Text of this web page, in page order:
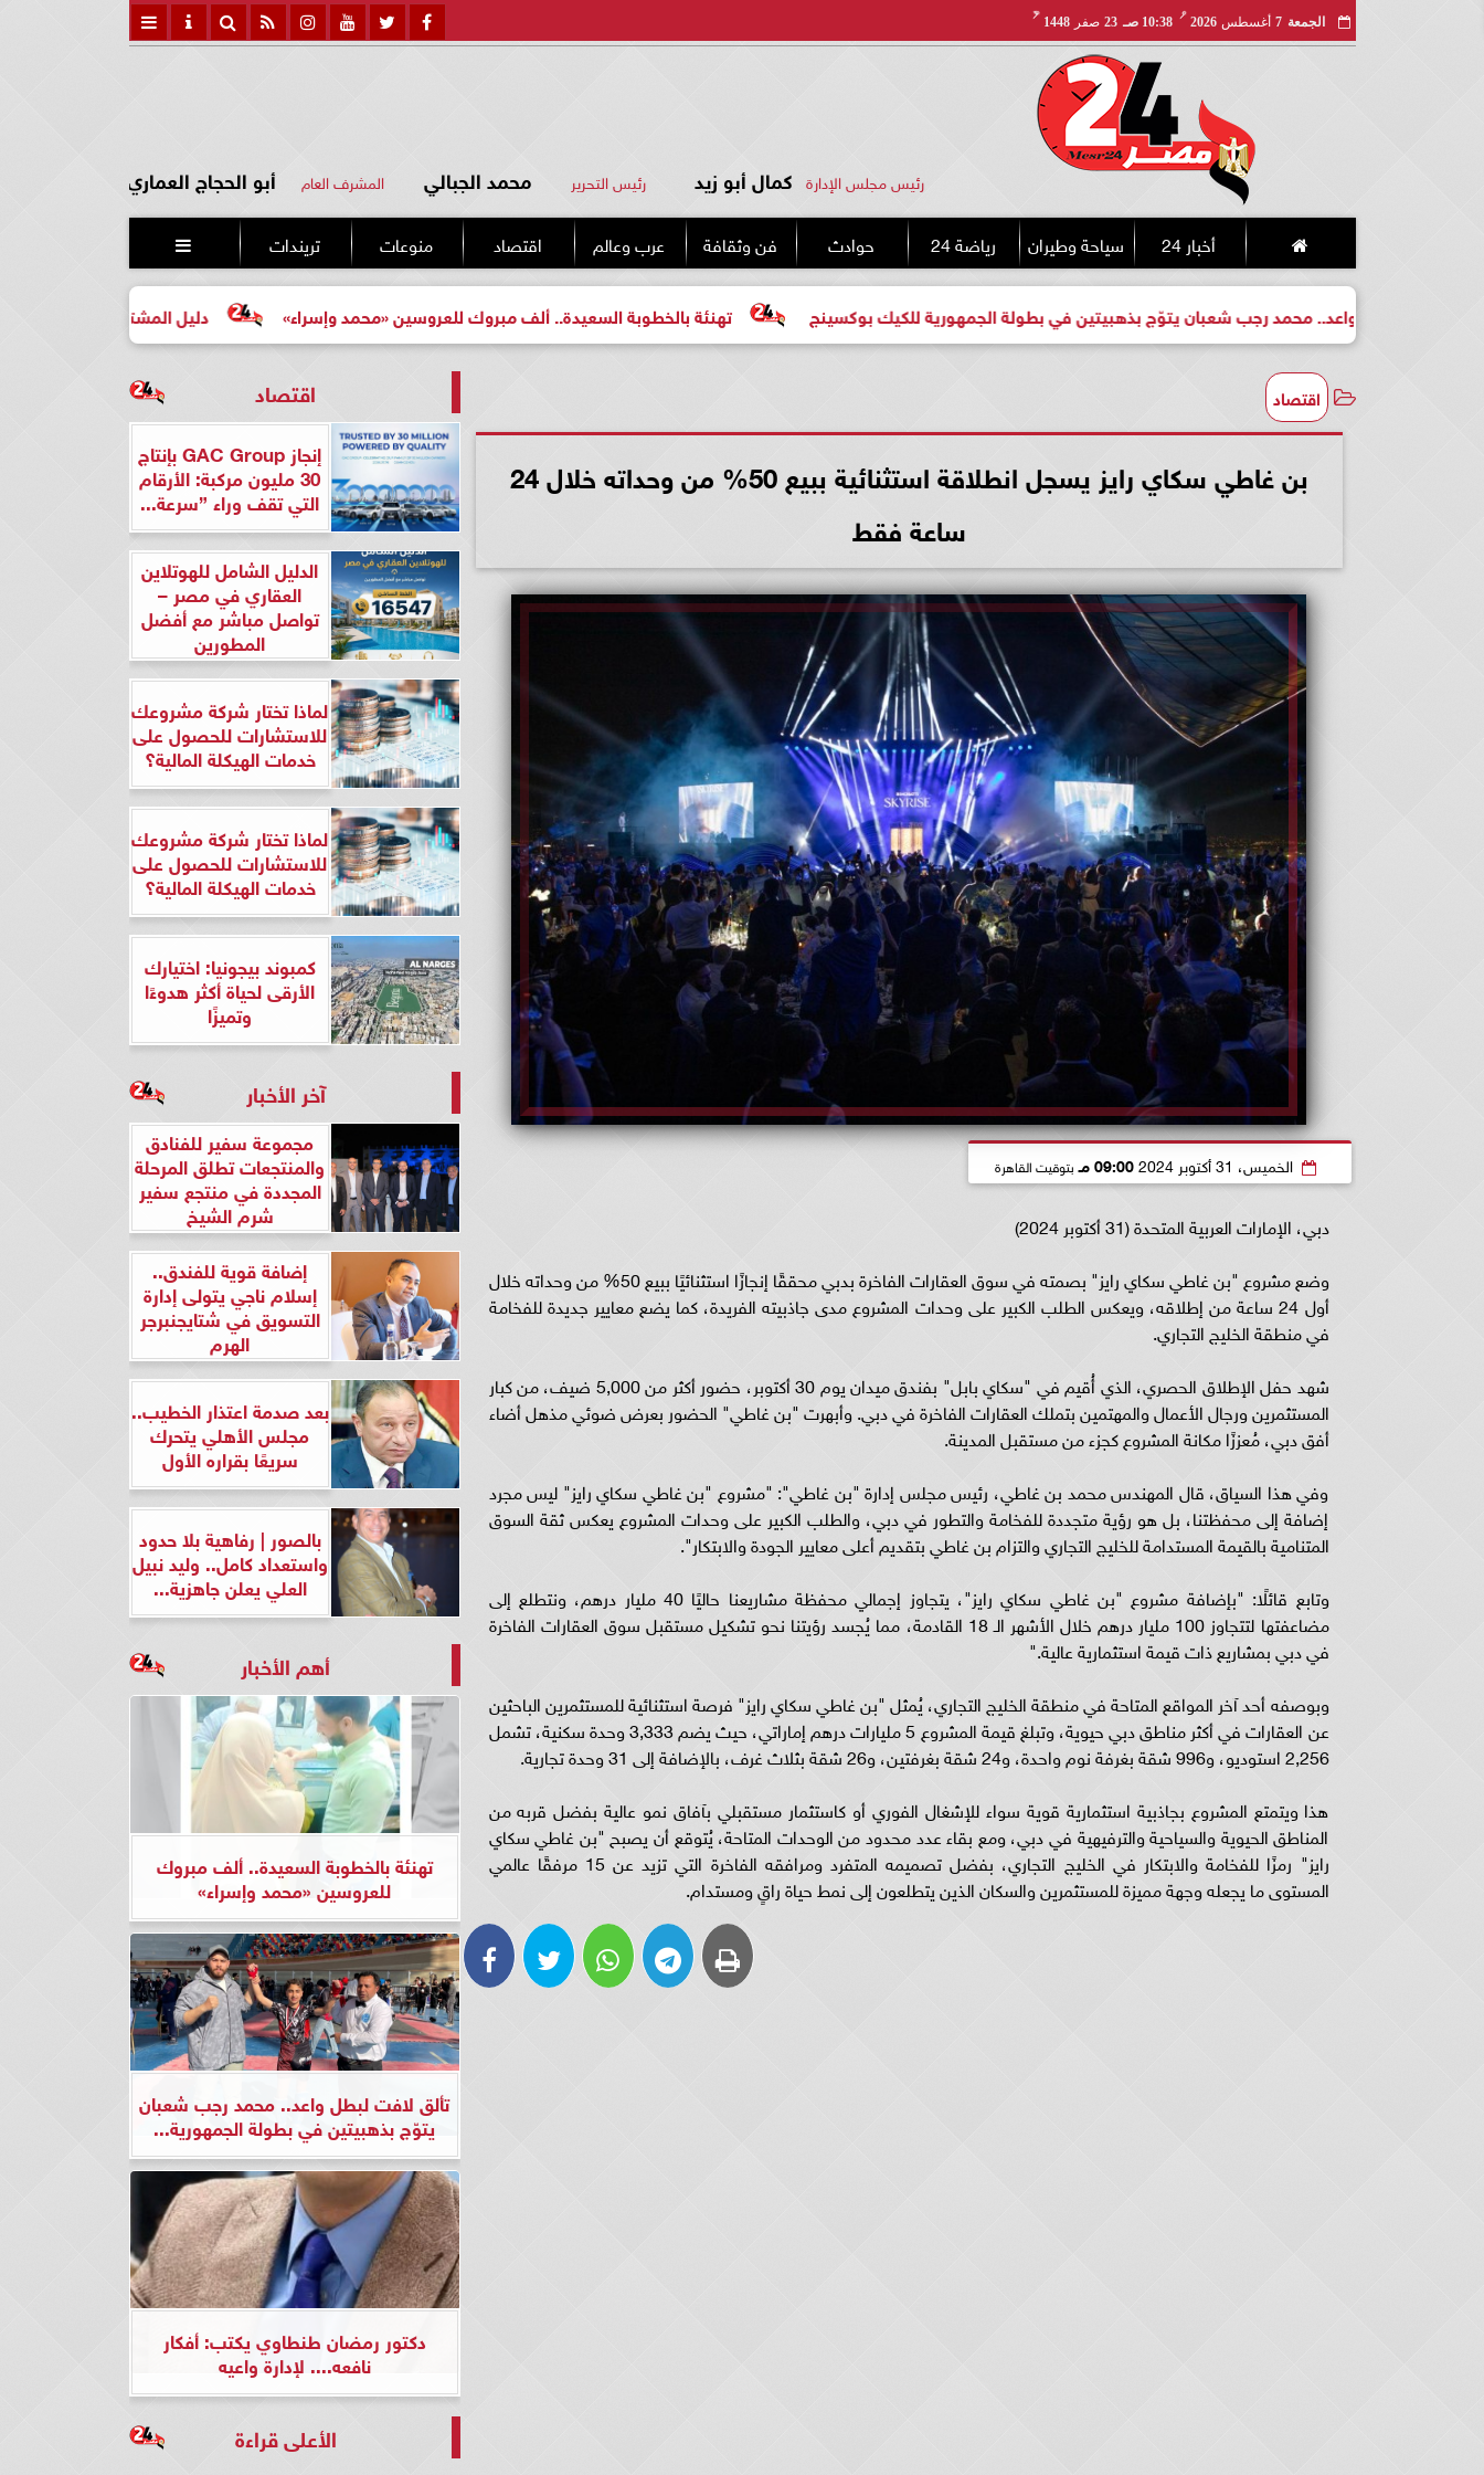
الجمعة 7 أغسطس 2026
مـ
10:38 صـ 23 صفر 1448
هـ
رئيس مجلس الإدارة كمال أبو زيد رئيس التحرير محمد الجبالي المشرف العام أبو الحجاج العماري
أخبار 24 سياحة وطيران رياضة 24 حوادث فن وثقافة عرب وعالم اقتصاد منوعات تريندات 
دليل المشتري لأول مرة لاختيار مشروع تهنئة بالخطوبة السعيدة.. ألف مبروك للعروسين «محمد وإسراء» واعد.. محمد رجب شعبان يتوّج بذهبيتين في بطولة الجمهورية للكيك بوكسينج
اقتصاد
بن غاطي سكاي رايز يسجل انطلاقة استثنائية ببيع 50% من وحداته خلال 24
ساعة فقط
الخميس، 31 أكتوبر 2024 09:00 مـ بتوقيت القاهرة
دبي، الإمارات العربية المتحدة (31 أكتوبر 2024)
وضع مشروع "بن غاطي سكاي رايز" بصمته في سوق العقارات الفاخرة بدبي محققًا إنجازًا استثنائيًا ببيع 50% من وحداته خلال
أول 24 ساعة من إطلاقه، ويعكس الطلب الكبير على وحدات المشروع مدى جاذبيته الفريدة، كما يضع معايير جديدة للفخامة
في منطقة الخليج التجاري.
شهد حفل الإطلاق الحصري، الذي أُقيم في "سكاي بابل" بفندق ميدان يوم 30 أكتوبر، حضور أكثر من 5,000 ضيف، من كبار
المستثمرين ورجال الأعمال والمهتمين بتملك العقارات الفاخرة في دبي. وأبهرت "بن غاطي" الحضور بعرض ضوئي مذهل أضاء
أفق دبي، مُعززًا مكانة المشروع كجزء من مستقبل المدينة.
وفي هذا السياق، قال المهندس محمد بن غاطي، رئيس مجلس إدارة "بن غاطي": "مشروع "بن غاطي سكاي رايز" ليس مجرد
إضافة إلى محفظتنا، بل هو رؤية متجددة للفخامة والتطور في دبي، والطلب الكبير على وحدات المشروع يعكس ثقة السوق
المتنامية بالقيمة المستدامة للخليج التجاري والتزام بن غاطي بتقديم أعلى معايير الجودة والابتكار".
وتابع قائلًا: "بإضافة مشروع "بن غاطي سكاي رايز"، يتجاوز إجمالي محفظة مشاريعنا حاليًا 40 مليار درهم، ونتطلع إلى
مضاعفتها لتتجاوز 100 مليار درهم خلال الأشهر الـ 18 القادمة، مما يُجسد رؤيتنا نحو تشكيل مستقبل سوق العقارات الفاخرة
في دبي بمشاريع ذات قيمة استثمارية عالية."
وبوصفه أحد آخر المواقع المتاحة في منطقة الخليج التجاري، يُمثل "بن غاطي سكاي رايز" فرصة استثنائية للمستثمرين الباحثين
عن العقارات في أكثر مناطق دبي حيوية، وتبلغ قيمة المشروع 5 مليارات درهم إماراتي، حيث يضم 3,333 وحدة سكنية، تشمل
2,256 استوديو، و996 شقة بغرفة نوم واحدة، و24 شقة بغرفتين، و26 شقة بثلاث غرف، بالإضافة إلى 31 وحدة تجارية.
هذا ويتمتع المشروع بجاذبية استثمارية قوية سواء للإشغال الفوري أو كاستثمار مستقبلي بآفاق نمو عالية بفضل قربه من
المناطق الحيوية والسياحية والترفيهية في دبي، ومع بقاء عدد محدود من الوحدات المتاحة، يُتوقع أن يصبح "بن غاطي سكاي
رايز" رمزًا للفخامة والابتكار في الخليج التجاري، بفضل تصميمه المتفرد ومرافقه الفاخرة التي تزيد عن 15 مرفقًا عالمي
المستوى ما يجعله وجهة مميزة للمستثمرين والسكان الذين يتطلعون إلى نمط حياة راقٍ ومستدام.
اقتصاد
إنجاز GAC Group بإنتاج
30 مليون مركبة: الأرقام
التي تقف وراء ”سرعة...
الدليل الشامل للهوتلاين
العقاري في مصر –
تواصل مباشر مع أفضل
المطورين
لماذا تختار شركة مشروعك
للاستشارات للحصول على
خدمات الهيكلة المالية؟
لماذا تختار شركة مشروعك
للاستشارات للحصول على
خدمات الهيكلة المالية؟
كمبوند بيجونيا: اختيارك
الأرقى لحياة أكثر هدوءًا
وتميزًا
آخر الأخبار
مجموعة سفير للفنادق
والمنتجعات تطلق المرحلة
المجددة في منتجع سفير
شرم الشيخ
إضافة قوية للفندق..
إسلام ناجي يتولى إدارة
التسويق في شتايجنبرجر
الهرم
بعد صدمة اعتذار الخطيب..
مجلس الأهلي يتحرك
سريعًا بقراره الأول
بالصور | رفاهية بلا حدود
واستعداد كامل.. وليد نبيل
العلي يعلن جاهزية...
أهم الأخبار
تهنئة بالخطوبة السعيدة.. ألف مبروك
للعروسين «محمد وإسراء»
تألق لافت لبطل واعد.. محمد رجب شعبان
يتوّج بذهبيتين في بطولة الجمهورية...
دكتور رمضان طنطاوي يكتب: أفكار
نافعه.... لإدارة واعيه
الأعلى قراءة